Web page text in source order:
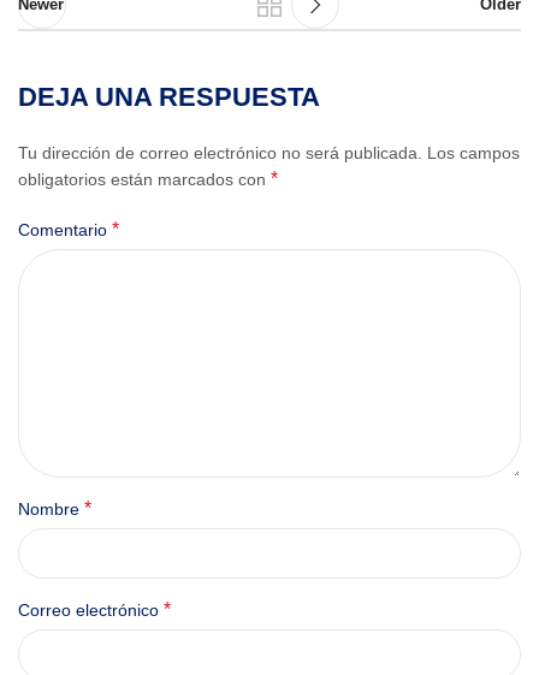
Newer Older
DEJA UNA RESPUESTA
Tu dirección de correo electrónico no será publicada.
Los campos
obligatorios están marcados con *
Comentario *
Nombre *
Correo electrónico *